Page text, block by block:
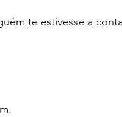
te estivesse a